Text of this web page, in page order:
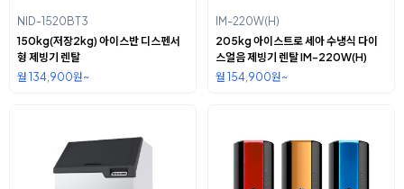
NID-1520BT3
150kg(저장2kg) 아이스반 디스펜서
형 제빙기 렌탈
월 134,900원~
IM-220W(H)
205kg 아이스트로 세아 수냉식 다이
스얼음 제빙기 렌탈 IM-220W(H)
월 154,900원~